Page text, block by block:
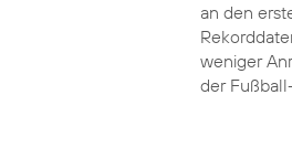
an den
weniger
der